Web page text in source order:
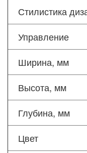
Стилистика
Управление
Ширина, мм
Высота, мм
Глубина, мм
Цвет